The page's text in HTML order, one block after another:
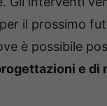
il prossimo
è possibile
e di